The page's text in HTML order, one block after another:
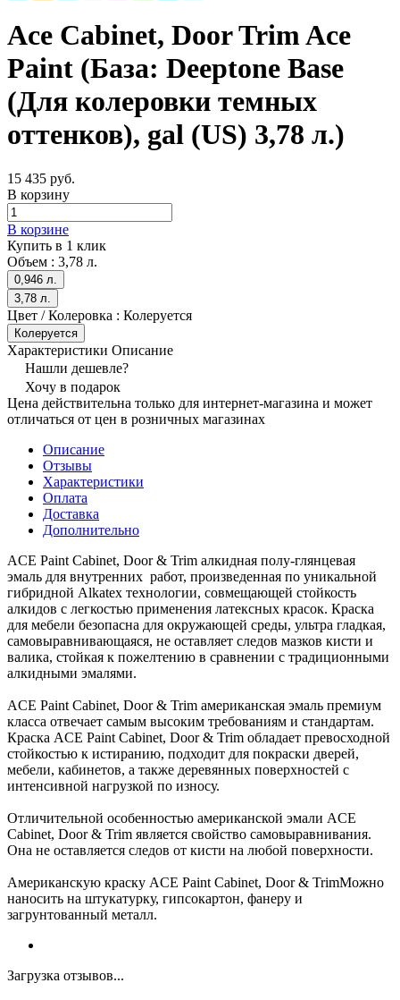
Ace Cabinet, Door Trim Ace
Paint (База: Deeptone Base
(Для колеровки темных
оттенков), gal (US) 3,78 л.)
15 435 руб.
В корзину
В корзине
Купить в 1 клик
Объем : 3,78 л.
0,946 л.
3,78 л.
Цвет / Колеровка : Колеруется
Колеруется
Характеристики Описание
Нашли дешевле?
Хочу в подарок
Цена действительна только для интернет-магазина и может
отличаться от цен в розничных магазинах
Описание
Отзывы
Характеристики
Оплата
Доставка
Дополнительно
ACE Paint Cabinet, Door & Trim алкидная полу-глянцевая
эмаль для внутренних работ, произведенная по уникальной
гибридной Alkatex технологии, совмещающей стойкость
алкидов с легкостью применения латексных красок. Краска
для мебели безопасна для окружающей среды, ультра гладкая,
самовыравнивающаяся, не оставляет следов мазков кисти и
валика, стойкая к пожелтению в сравнении с традиционными
алкидными эмалями.
ACE Paint Cabinet, Door & Trim американская эмаль премиум
класса отвечает самым высоким требованиям и стандартам.
Краска ACE Paint Cabinet, Door & Trim обладает превосходной
стойкостью к истиранию, подходит для покраски дверей,
мебели, кабинетов, а также деревянных поверхностей с
интенсивной нагрузкой по износу.
Отличительной особенностью американской эмали ACE
Cabinet, Door & Trim является свойство самовыравнивания.
Она не оставляется следов от кисти на любой поверхности.
Американскую краску ACE Paint Cabinet, Door & TrimМожно
наносить на штукатурку, гипсокартон, фанеру и
загрунтованный металл.
Загрузка отзывов...